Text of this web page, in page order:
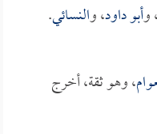
، وأبو داود، والنسائي.
، وهو ثقة، أخرج